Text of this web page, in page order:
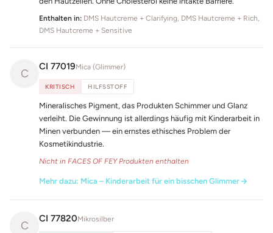
Enthalten in: DMS Hautcreme + Clarifying, DMS Hautcreme + Rich,
DMS Hautcreme + Sensitive
C
CI 77019Mica (Glimmer)
KRITISCH HILFSSTOFF
Mineralisches Pigment, das Produkten Schimmer und Glanz
verleiht. Die Gewinnung ist allerdings häufig mit Kinderarbeit in
Minen verbunden — ein ernstes ethisches Problem der
Kosmetikindustrie.
Nicht in FACES OF FEY Produkten enthalten
Mehr dazu: Mica – Kinderarbeit für ein bisschen Glimmer
C
CI 77820Mikrosilber